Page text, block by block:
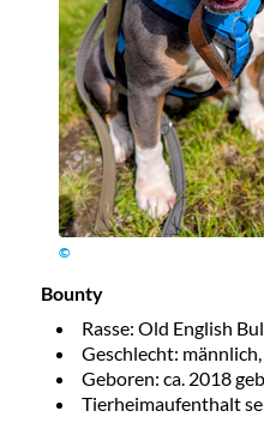
©
Bounty
Rasse: Old English
Geschlecht:
Geboren: ca. 2018 geb.
Tierheimaufenthalt